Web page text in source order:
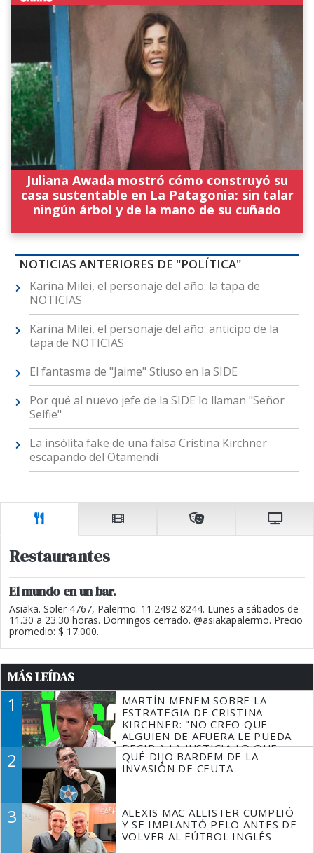
Juliana Awada mostró cómo construyó su
casa sustentable en La Patagonia: sin talar
ningún árbol y de la mano de su cuñado
NOTICIAS ANTERIORES DE "POLÍTICA"
Karina Milei, el personaje del año: la tapa de
NOTICIAS
Karina Milei, el personaje del año: anticipo de la
tapa de NOTICIAS
El fantasma de "Jaime" Stiuso en la SIDE
Por qué al nuevo jefe de la SIDE lo llaman "Señor
Selfie"
La insólita fake de una falsa Cristina Kirchner
escapando del Otamendi
Restaurantes
El mundo en un bar.
Asiaka. Soler 4767, Palermo. 11.2492-8244. Lunes a sábados de
11.30 a 23.30 horas. Domingos cerrado. @asiakapalermo. Precio
promedio: $ 17.000.
MÁS LEÍDAS
1
MARTÍN MENEM SOBRE LA
ESTRATEGIA DE CRISTINA
KIRCHNER: "NO CREO QUE
ALGUIEN DE AFUERA LE PUEDA
DECIR A LA JUSTICIA LO QUE
TIENE QUE HACER"
2
QUÉ DIJO BARDEM DE LA
INVASIÓN DE CEUTA
3
ALEXIS MAC ALLISTER CUMPLIÓ
Y SE IMPLANTÓ PELO ANTES DE
VOLVER AL FÚTBOL INGLÉS